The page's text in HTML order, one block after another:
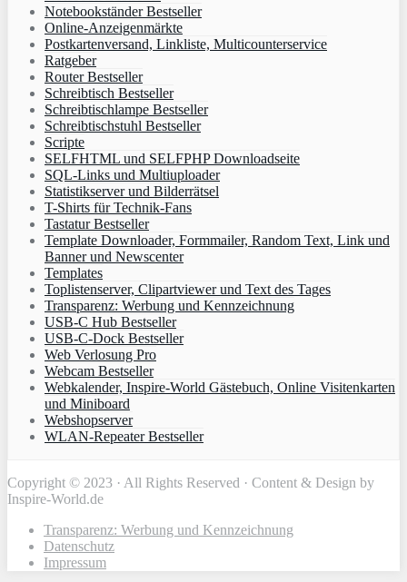
Notebookständer Bestseller
Online-Anzeigenmärkte
Postkartenversand, Linkliste, Multicounterservice
Ratgeber
Router Bestseller
Schreibtisch Bestseller
Schreibtischlampe Bestseller
Schreibtischstuhl Bestseller
Scripte
SELFHTML und SELFPHP Downloadseite
SQL-Links und Multiuploader
Statistikserver und Bilderrätsel
T-Shirts für Technik-Fans
Tastatur Bestseller
Template Downloader, Formmailer, Random Text, Link und
Banner und Newscenter
Templates
Toplistenserver, Clipartviewer und Text des Tages
Transparenz: Werbung und Kennzeichnung
USB-C Hub Bestseller
USB-C-Dock Bestseller
Web Verlosung Pro
Webcam Bestseller
Webkalender, Inspire-World Gästebuch, Online Visitenkarten
und Miniboard
Webshopserver
WLAN-Repeater Bestseller
Copyright © 2023 · All Rights Reserved · Content & Design by
Inspire-World.de
Transparenz: Werbung und Kennzeichnung
Datenschutz
Impressum